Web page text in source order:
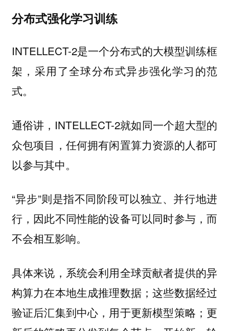
分布式强化学习训练
INTELLECT-2是一个分布式的大模型训练框
架，采用了全球分布式异步强化学习的范
式。
通俗讲，INTELLECT-2就如同一个超大型的
众包项目，任何拥有闲置算力资源的人都可
以参与其中。
“异步”则是指不同阶段可以独立、并行地进
行，因此不同性能的设备可以同时参与，而
不会相互影响。
具体来说，系统会利用全球贡献者提供的异
构算力在本地生成推理数据；这些数据经过
验证后汇集到中心，用于更新模型策略；更